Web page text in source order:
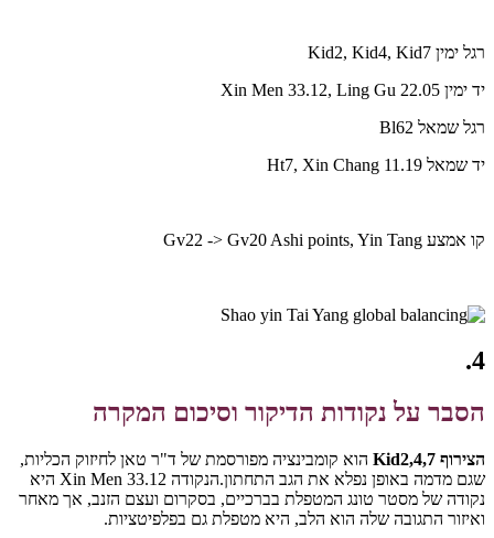
רגל ימין Kid2, Kid4, Kid7
יד ימין Xin Men 33.12, Ling Gu 22.05
רגל שמאל Bl62
יד שמאל Ht7, Xin Chang 11.19
קו אמצע Gv22 -> Gv20 Ashi points, Yin Tang
4.
הסבר על נקודות הדיקור וסיכום המקרה
הצירוף Kid2,4,7
הוא קומבינציה מפורסמת של ד"ר טאן לחיזוק הכליות,
שגם מדמה באופן נפלא את הגב התחתון.הנקודה Xin Men 33.12 היא
נקודה של מסטר טונג המטפלת בברכיים, בסקרום ועצם הזנב, אך מאחר
ואיזור התגובה שלה הוא הלב, היא מטפלת גם בפלפיטציות.